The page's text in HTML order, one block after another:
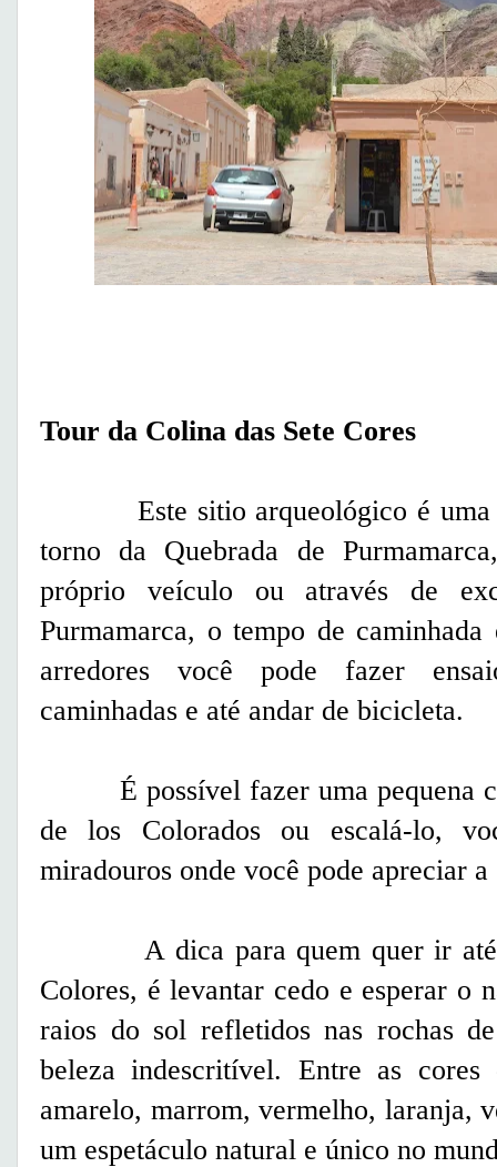
Tour da Colina das Sete Cores
Este sitio arqueológico é uma
torno da Quebrada de
próprio veículo ou através de
Purmamarca, o tempo de
arredores você pode fazer
caminhadas e até andar de bicicleta.
É possível fazer uma pequena
de los Colorados ou escalá-lo,
miradouros onde você pode apreciar
A dica para quem quer ir até
Colores, é levantar cedo e esperar o
raios do sol refletidos nas rochas
beleza indescritível. Entre as
amarelo, marrom, vermelho, laranja,
um espetáculo natural e único no